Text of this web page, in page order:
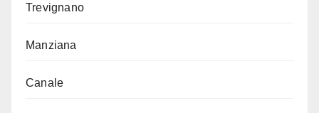
Trevignano
Manziana
Canale